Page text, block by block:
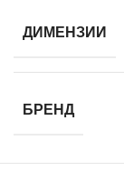
ДИМЕНЗИИ
БРЕНД